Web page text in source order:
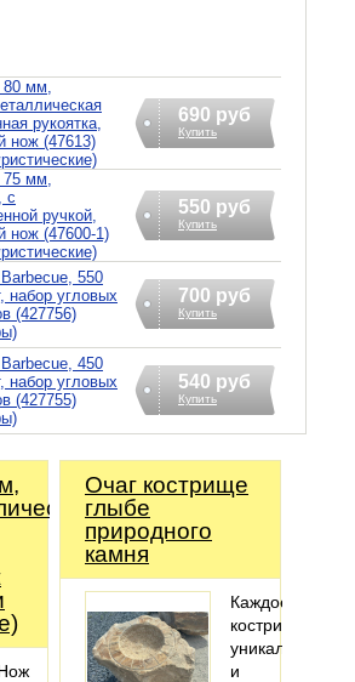
мм,
рукоятка,
нож (47613)
690 руб
Купить
мм,
с
ручкой,
нож (47600-1)
550 руб
Купить
550
набор угловых
(427756)
700 руб
Купить
450
набор угловых
(427755)
540 руб
Купить
Очаг кострище
глыбе
природного
камня
Каждое
кострище
уникально
и